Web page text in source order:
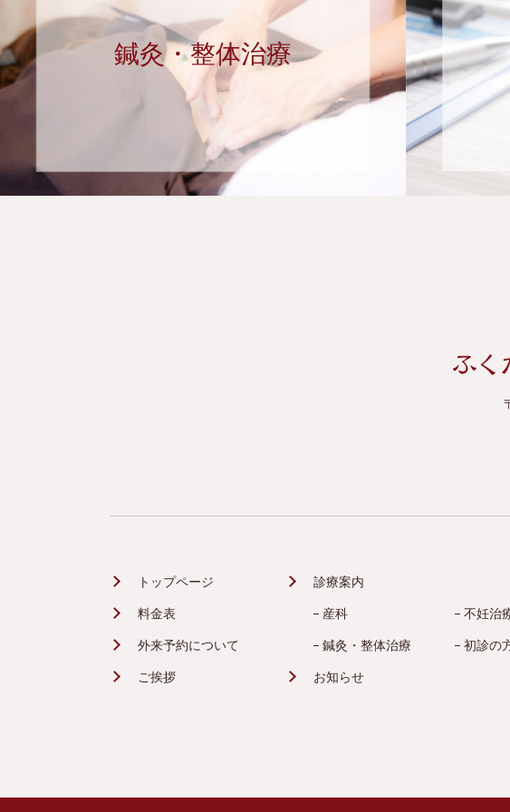
鍼灸・整体治療
トップページ
料金表
外来予約について
ご挨拶
診療案内
産科 不妊治
鍼灸・整体治療 初診の
お知らせ